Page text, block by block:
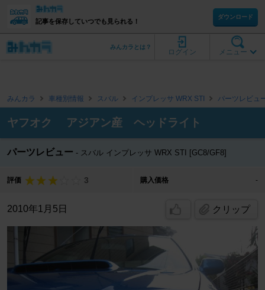
記事を保存していつでも見られる！
ダウンロード
メニュー
ログイン
みんカラとは？
みんカラ 車種別情報 スバル インプレッサ WRX STI パーツレビュ
ヤフオク アジアン産 ヘッドライト
パーツレビュー スバル インプレッサ WRX STI [GC8/GF8]
評価 3 購入価格 -
2010年1月5日 クリップ